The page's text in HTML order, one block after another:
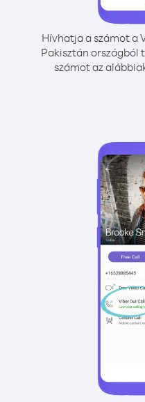
Hívhatja a számot a
Pakisztán országból
számot az